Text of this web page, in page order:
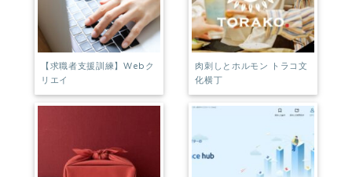
【求職者支援訓練】Webク
リエイ
肉刺しとホルモン トラコ文
化横丁